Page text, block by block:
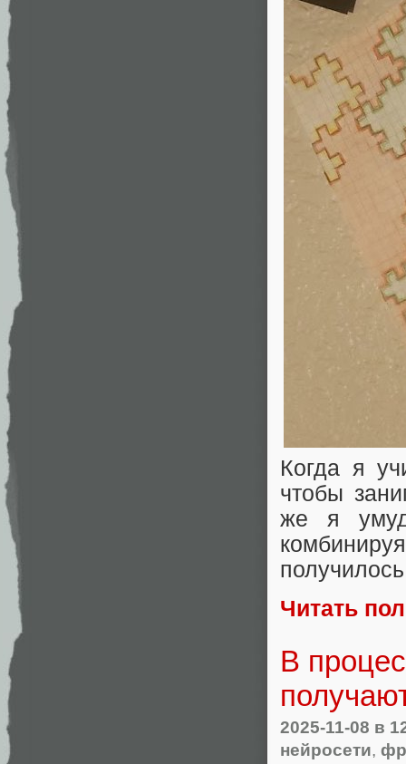
Когда я
чтобы
же я
Читать
В
2025-11-08 в
нейросети,